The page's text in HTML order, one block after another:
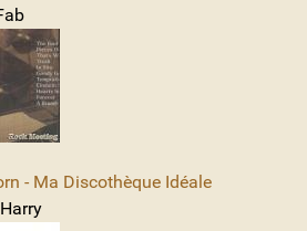
- Ma Discothèque Idéale